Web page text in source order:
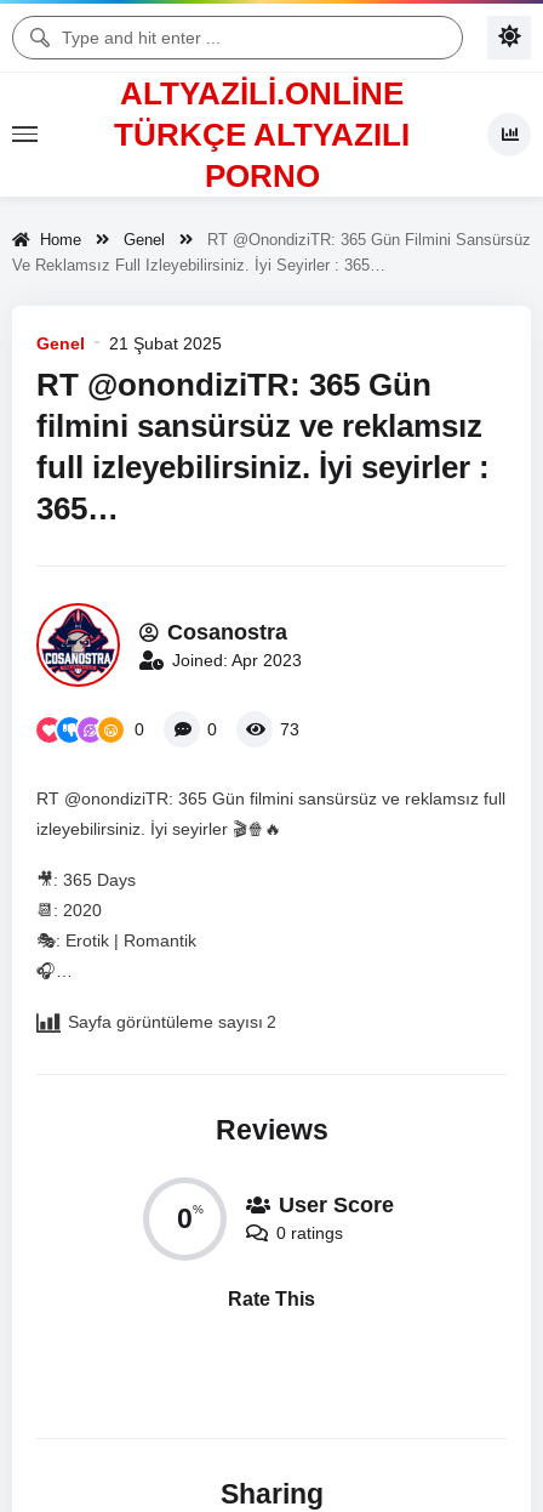
ALTYAZILI.ONLINE
TÜRKÇE ALTYAZILI
PORNO
Home Genel
RT @onondiziTR: 365 Gün Filmini Sansürsüz
Ve Reklamsız Full Izleyebilirsiniz. İyi Seyirler : 365…
Genel 21 Şubat 2025
RT @onondiziTR: 365 Gün
filmini sansürsüz ve reklamsız
full izleyebilirsiniz. İyi seyirler :
365…
Cosanostra
Joined: Apr 2023
0 0 73
RT @onondiziTR: 365 Gün filmini sansürsüz ve reklamsız full
izleyebilirsiniz. İyi seyirler 🎬🍿🔥
🎥: 365 Days
📆: 2020
🎭: Erotik | Romantik
🎧…
Sayfa görüntüleme sayısı 2
Reviews
0% User Score
0 ratings
Rate This
Sharing